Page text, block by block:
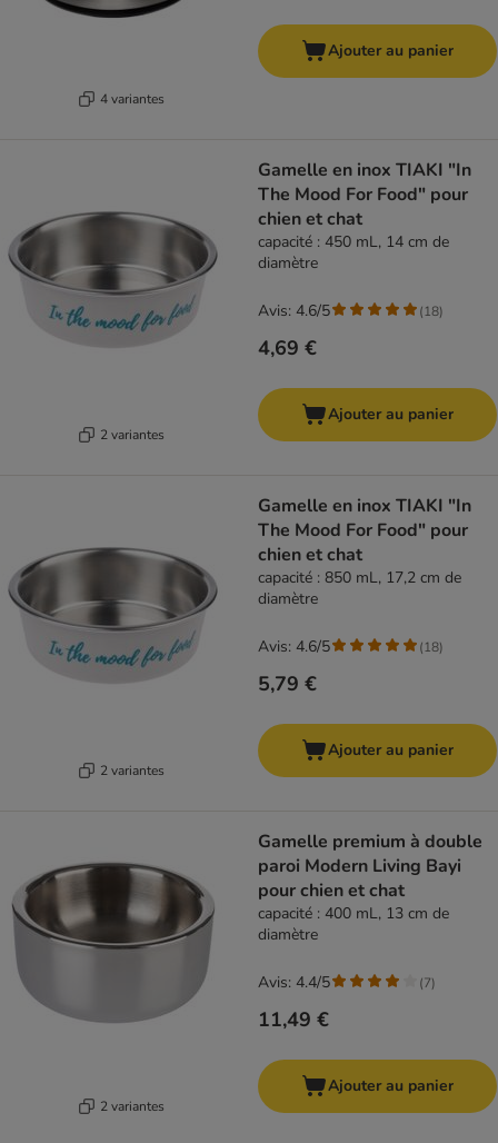
4 variantes
Ajouter au panier
2 variantes
Gamelle en inox TIAKI "In
The Mood For Food" pour
chien et chat
capacité : 450 mL, 14 cm de
diamètre
4,69 €
Avis: 4.6/5 (18)
Ajouter au panier
2 variantes
Gamelle en inox TIAKI "In
The Mood For Food" pour
chien et chat
capacité : 850 mL, 17,2 cm de
diamètre
5,79 €
Avis: 4.6/5 (18)
Ajouter au panier
2 variantes
Gamelle premium à double
paroi Modern Living Bayi
pour chien et chat
capacité : 400 mL, 13 cm de
diamètre
11,49 €
Avis: 4.4/5 (7)
Ajouter au panier